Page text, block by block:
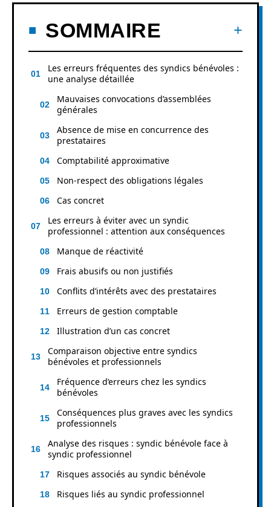
SOMMAIRE
Les erreurs fréquentes des syndics bénévoles :
une analyse détaillée
Mauvaises convocations d’assemblées
générales
Absence de mise en concurrence des
prestataires
Comptabilité approximative
Non-respect des obligations légales
Cas concret
Les erreurs à éviter avec un syndic
professionnel : attention aux conséquences
Manque de réactivité
Frais abusifs ou non justifiés
Conflits d’intérêts avec des prestataires
Erreurs de gestion comptable
Illustration d’un cas concret
Comparaison objective entre syndics
bénévoles et professionnels
Fréquence d’erreurs chez les syndics
bénévoles
Conséquences plus graves avec les syndics
professionnels
Analyse des risques : syndic bénévole face à
syndic professionnel
Risques associés au syndic bénévole
Risques liés au syndic professionnel